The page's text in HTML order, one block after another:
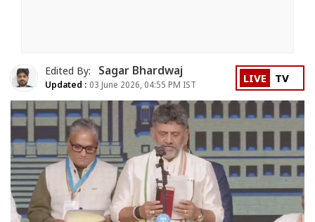
Edited By: Sagar Bhardwaj
Updated : 03 June 2026, 04:55 PM IST LIVE TV